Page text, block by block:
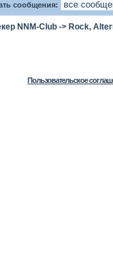
сообщения:
NNM-Club -> Rock,
Пользовательское